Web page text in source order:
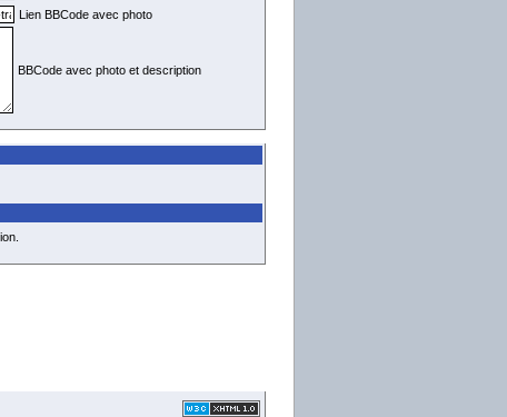
Lien BBCode avec photo
BBCode avec photo et description